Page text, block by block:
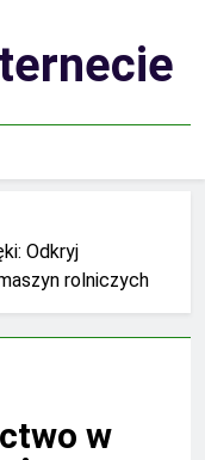
Odkryj
rolniczych
w